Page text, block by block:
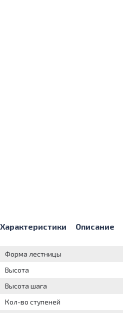
Характеристики Описание
Форма лестницы
Высота
Высота шага
Кол-во ступеней